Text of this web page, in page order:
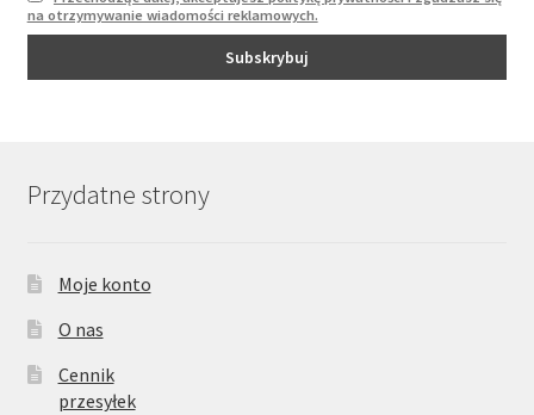
na otrzymywanie wiadomości reklamowych.
Przydatne strony
Moje konto
O nas
Cennik
przesyłek